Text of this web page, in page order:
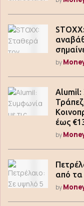
by
Alumil:
έως
by
από τα
by